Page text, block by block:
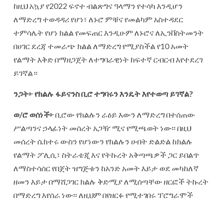
ከዚህ አኳያ የ2022 ፍኖተ ብልጽግና ዓላማን የተሳካ እንዲሆን
ለማድረግ ተወዳዳሪ የሆነ፣ ለኑሮ ምቹና የመልካም አስተዳደር
ተምሳሌት የሆነ ክልል የመፍጠር እንዲሁም ለኑሮና ለኢንቨስትመንት
በሀገር ደረጃ ተመራጭ ክልል ለማድረግ የሚያስችል የ10 አመት
የልማት እቅድ በማዘጋጀት ለተግባራዊነት ከፍተኛ ርብርብ እየተደረገ
ይገኛል።
ንጋት፦የክልሉ ፋይናንስቢሮተግባሩንእንዴትእየተወጣ ይገኛል?
ወ/ሮ ወሰነች፦ቢሮው የክልሉን ራዕይ እውን ለማድረግ በተሰጠው
ሥልጣንና ኃላፊነት መሰረት አጋዥ ሚና የሚጫወት ነው፡፡ በዚህ
መሰረት ሴክተሩ ውስን የሆነውን የክልሉን ሀብት ድልድል ከክልሉ
የልማት ፖሊሲ፣ ስትራቴጂ እና የትኩረት አቅጣጫዎች ጋር ይበልጥ
ለማስተሳሰር የበጀት ዝግጅቱን ከአንድ አመት እይታ ወደ መካከለኛ
ዘመን እይታ በማሸጋገር ክልሉ ቅድሚያ ለሚሰጣቸው ዘርፎች ትኩረት
በማድረግ እየሰራ ነው፡፡ ለዚህም በየዘርፉ የሚተገበሩ ፕሮግራሞች